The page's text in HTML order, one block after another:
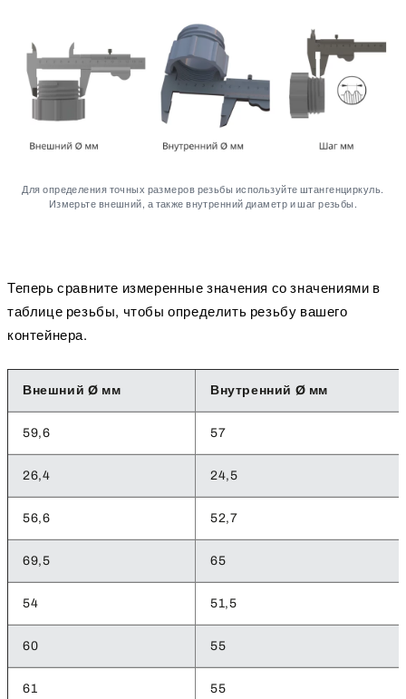
Для определения точных размеров резьбы используйте штангенциркуль.
Измерьте внешний, а также внутренний диаметр и шаг резьбы.
Теперь сравните измеренные значения со значениями в
таблице резьбы, чтобы определить резьбу вашего
контейнера.
Внешний Ø мм Внутренний Ø мм
59,6 57
26,4 24,5
56,6 52,7
69,5 65
54 51,5
60 55
61 55